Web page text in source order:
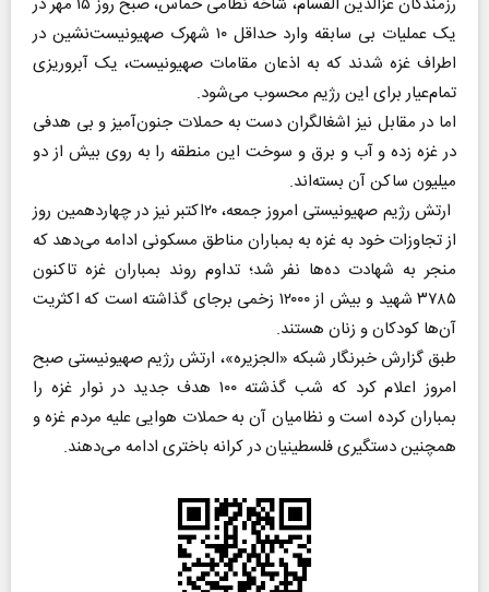
یک عملیات بی سابقه وارد حداقل ۱۰ شهرک صهیونیست‌نشین در
اطراف غزه شدند که به اذعان مقامات صهیونیست، یک آبروریزی
تمام‌عیار برای این رژیم محسوب می‌شود.
اما در مقابل نیز اشغالگران دست به حملات جنون‌آمیز و بی هدفی
در غزه زده و آب و برق و سوخت این منطقه را به روی بیش از دو
میلیون ساکن آن بسته‌اند.
ارتش رژیم صهیونیستی امروز جمعه، ۲۰اکتبر نیز در چهاردهمین روز
از تجاوزات خود به غزه به بمباران مناطق مسکونی ادامه می‌دهد که
منجر به شهادت ده‌ها نفر شد؛ تداوم روند بمباران غزه تاکنون
۳۷۸۵ شهید و بیش از ۱۲۰۰۰ زخمی برجای گذاشته است که اکثریت
آن‌ها کودکان و زنان هستند.
طبق گزارش خبرنگار شبکه «الجزیره»، ارتش رژیم صهیونیستی صبح
امروز اعلام کرد که شب گذشته ۱۰۰ هدف جدید در نوار غزه را
بمباران کرده است و نظامیان آن به حملات هوایی علیه مردم غزه و
همچنین دستگیری فلسطینیان در کرانه باختری ادامه می‌دهند.